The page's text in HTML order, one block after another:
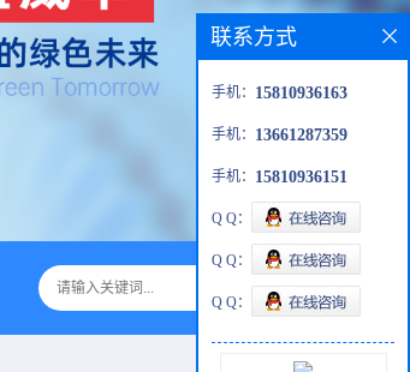
联系方式
手机： 15810936163
手机： 13661287359
手机： 15810936151
Q Q：
Q Q：
Q Q：